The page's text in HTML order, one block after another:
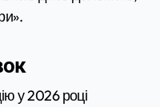
у 2026 році